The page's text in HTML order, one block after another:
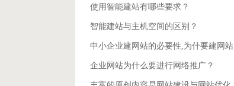
使用智能建站有哪些要求？
智能建站与主机空间的区别？
中小企业建网站的必要性,为什要建网站
企业网站为什么要进行网络推广？